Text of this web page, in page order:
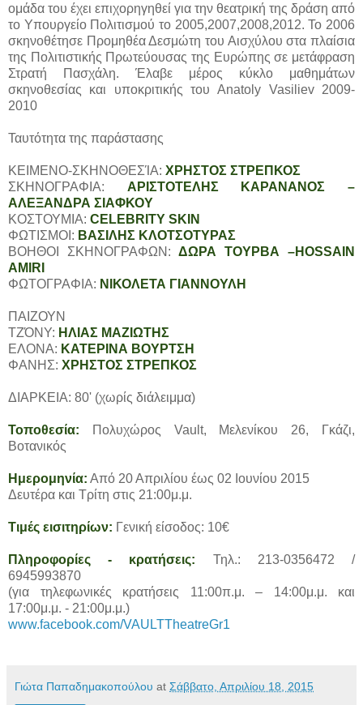
ομάδα του έχει επιχορηγηθεί για την θεατρική της δράση από
το Υπουργείο Πολιτισμού το 2005,2007,2008,2012. Το 2006
σκηνοθέτησε Προμηθέα Δεσμώτη του Αισχύλου στα πλαίσια
της Πολιτιστικής Πρωτεύουσας της Ευρώπης σε μετάφραση
Στρατή Πασχάλη. Έλαβε μέρος κύκλο μαθημάτων
σκηνοθεσίας και υποκριτικής του Anatoly Vasiliev 2009-
2010
Ταυτότητα της παράστασης
ΚΕΙΜΕΝΟ-ΣΚΗΝΟΘΕΣΊΑ: ΧΡΗΣΤΟΣ ΣΤΡΕΠΚΟΣ
ΣΚΗΝΟΓΡΑΦΙΑ: ΑΡΙΣΤΟΤΕΛΗΣ ΚΑΡΑΝΑΝΟΣ –
ΑΛΕΞΑΝΔΡΑ ΣΙΑΦΚΟΥ
ΚΟΣΤΟΥΜΙΑ: CELEBRITY SKIN
ΦΩΤΙΣΜΟΙ: ΒΑΣΙΛΗΣ ΚΛΟΤΣΟΤΥΡΑΣ
ΒΟΗΘΟΙ ΣΚΗΝΟΓΡΑΦΩΝ: ΔΩΡΑ ΤΟΥΡΒΑ –HOSSAIN
AMIRI
ΦΩΤΟΓΡΑΦΙΑ: ΝΙΚΟΛΕΤΑ ΓΙΑΝΝΟΥΛΗ
ΠΑΙΖΟΥΝ
ΤΖΌΝΥ: ΗΛΙΑΣ ΜΑΖΙΩΤΗΣ
ΕΛΟΝΑ: ΚΑΤΕΡΙΝΑ ΒΟΥΡΤΣΗ
ΦΑΝΗΣ: ΧΡΗΣΤΟΣ ΣΤΡΕΠΚΟΣ
ΔΙΑΡΚΕΙΑ: 80' (χωρίς διάλειμμα)
Τοποθεσία: Πολυχώρος Vault, Μελενίκου 26, Γκάζι,
Βοτανικός
Ημερομηνία: Από 20 Απριλίου έως 02 Ιουνίου 2015
Δευτέρα και Τρίτη στις 21:00μ.μ.
Τιμές εισιτηρίων: Γενική είσοδος: 10€
Πληροφορίες - κρατήσεις:
Τηλ.: 213-0356472 /
6945993870
(για τηλεφωνικές κρατήσεις 11:00π.μ. – 14:00μ.μ. και
17:00μ.μ. - 21:00μ.μ.)
www.facebook.com/VAULTTheatreGr1
Γιώτα Παπαδημακοπούλου at Σάββατο, Απριλίου 18, 2015